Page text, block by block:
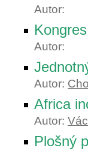
Autor:
Autor:
Autor:
Africa
Autor:
Plošný